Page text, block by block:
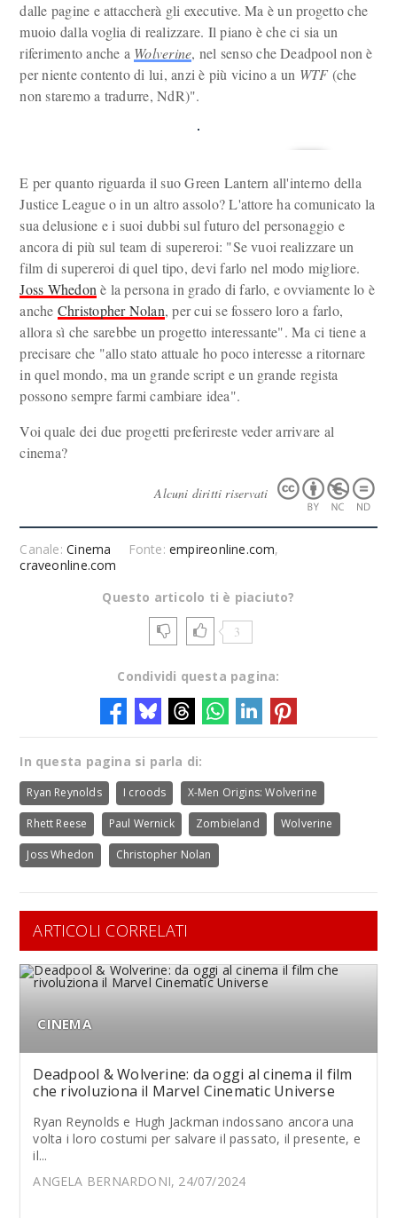
dalle pagine e attaccherà gli executive. Ma è un progetto che
muoio dalla voglia di realizzare. Il piano è che ci sia un
riferimento anche a Wolverine, nel senso che Deadpool non è
per niente contento di lui, anzi è più vicino a un WTF(che
non staremo a tradurre, NdR)".
E per quanto riguarda il suo Green Lantern all'interno della
Justice League o in un altro assolo? L'attore ha comunicato la
sua delusione e i suoi dubbi sul futuro del personaggio e
ancora di più sul team di supereroi: "Se vuoi realizzare un
film di supereroi di quel tipo, devi farlo nel modo migliore.
Joss Whedon è la persona in grado di farlo, e ovviamente lo è
anche Christopher Nolan, per cui se fossero loro a farlo,
allora sì che sarebbe un progetto interessante". Ma ci tiene a
precisare che "allo stato attuale ho poco interesse a ritornare
in quel mondo, ma un grande script e un grande regista
possono sempre farmi cambiare idea".
Voi quale dei due progetti preferireste veder arrivare al
cinema?
Alcuni diritti riservati
Canale:Cinema Fonte:empireonline.com,
craveonline.com
Questo articolo ti è piaciuto?
3
Condividi questa pagina:
In questa pagina si parla di:
Ryan Reynolds I croods X-Men Origins: Wolverine
Rhett Reese Paul Wernick Zombieland Wolverine
Joss Whedon Christopher Nolan
ARTICOLI CORRELATI
CINEMA
Deadpool & Wolverine: da oggi al cinema il film
che rivoluziona il Marvel Cinematic Universe
Ryan Reynolds e Hugh Jackman indossano ancora una
volta i loro costumi per salvare il passato, il presente, e
il...
ANGELA BERNARDONI, 24/07/2024